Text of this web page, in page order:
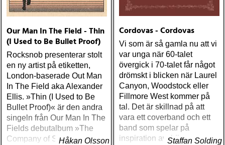
Our Man In The Field - Thin
(I Used to Be Bullet Proof)
Rocksnob presenterar stolt
en ny artist på etiketten,
London-baserade Out Man
In The Field aka Alexander
Ellis. »Thin (I Used to Be
Bullet Proof)« är den andra
singeln från Our Man In The
Fields debutalbum »The
Company of Strangers«,
Håkan Olsson
Cordovas - Cordovas
Vi som är så gamla nu att vi
var unga när 60-talet
övergick i 70-talet får något
drömskt i blicken när Laurel
Canyon, Woodstock eller
Fillmore West kommer på
tal. Det är skillnad på att
vara ett coverband och ett
band som spelar på
inspiration av tidigareStaffan Solding